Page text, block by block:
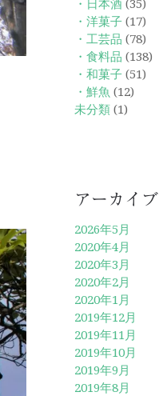
・日本酒(35)
・洋菓子(17)
・工芸品 (78)
・食料品 (138)
・和菓子(51)
・鮮魚 (12)
未分類(1)
アーカイブ
2026年5月
2020年4月
2020年3月
2020年2月
2020年1月
2019年12月
2019年11月
2019年10月
2019年9月
2019年8月